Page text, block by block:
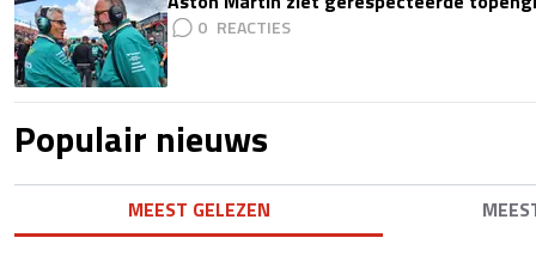
0
Populair nieuws
MEEST GELEZEN